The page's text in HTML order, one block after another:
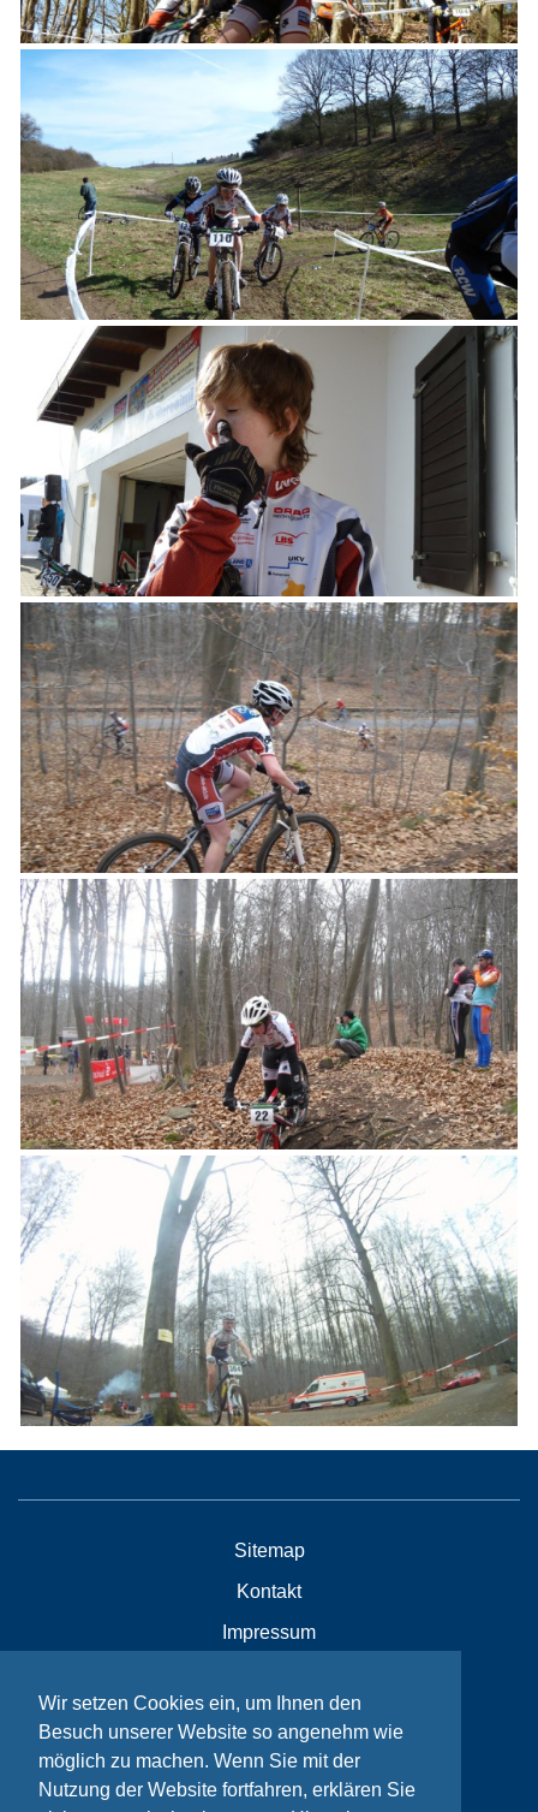
Wir setzen Cookies ein, um Ihnen den
Besuch unserer Website so angenehm wie
möglich zu machen. Wenn Sie mit der
Nutzung der Website fortfahren, erklären Sie
Sitemap
Kontakt
Impressum
© Bikeaid 2026